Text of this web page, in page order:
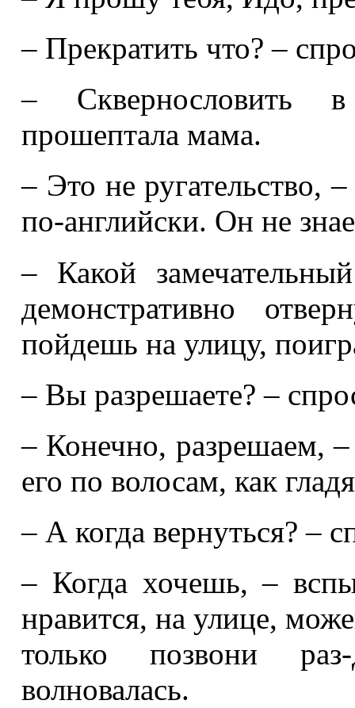
– Прекратить что? –
– Сквернословить
прошептала мама.
– Это не ругательство,
по-английски. Он не
– Какой
демонстративно
пойдешь на улицу,
– Вы разрешаете? –
– Конечно, разрешаем,
его по волосам, как
– А когда вернуться? –
– Когда хочешь, –
нравится, на улице,
только позвони
волновалась.